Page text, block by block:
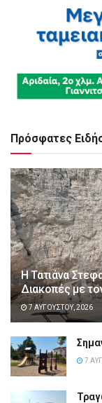
Πρόσφατες
Η Τατιάνα
Διακοπές με
7 ΑΥΓΟΎΣΤΟΥ, 2026
7